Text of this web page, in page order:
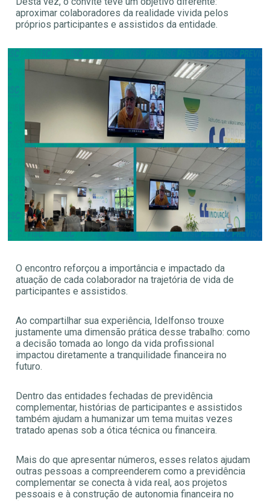
aproximar colaboradores da realidade vivida pelos
próprios participantes e assistidos da entidade.
O encontro reforçou a importância e impactado da
atuação de cada colaborador na trajetória de vida de
participantes e assistidos.
Ao compartilhar sua experiência, Idelfonso trouxe
justamente uma dimensão prática desse trabalho: como
a decisão tomada ao longo da vida profissional
impactou diretamente a tranquilidade financeira no
futuro.
Dentro das entidades fechadas de previdência
complementar, histórias de participantes e assistidos
também ajudam a humanizar um tema muitas vezes
tratado apenas sob a ótica técnica ou financeira.
Mais do que apresentar números, esses relatos ajudam
outras pessoas a compreenderem como a previdência
complementar se conecta à vida real, aos projetos
pessoais e à construção de autonomia financeira no